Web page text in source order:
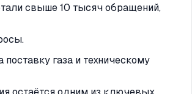
свыше 10 тысяч обращений,
газа и техническому